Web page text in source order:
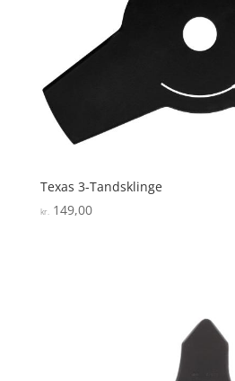
Texas 3-Tandsklinge
kr.149,00